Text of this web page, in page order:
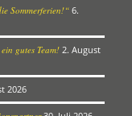
Sommerferien!“ 6.
gutes Team! 2. August
2026